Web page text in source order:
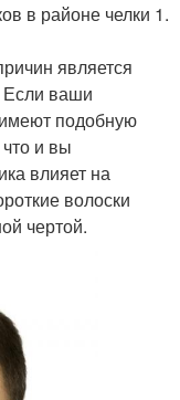
в районе челки 1.
является
Если ваши
подобную
и вы
влияет на
волоски
чертой.